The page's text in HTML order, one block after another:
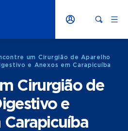
um Cirurgião de Aparelho
e Anexos em Carapicuíba
Cirurgião de
e